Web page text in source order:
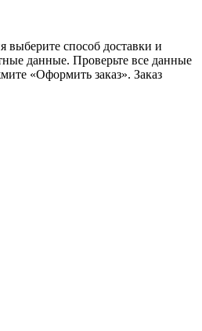
выберите способ доставки и
данные. Проверьте все данные
«Оформить заказ». Заказ